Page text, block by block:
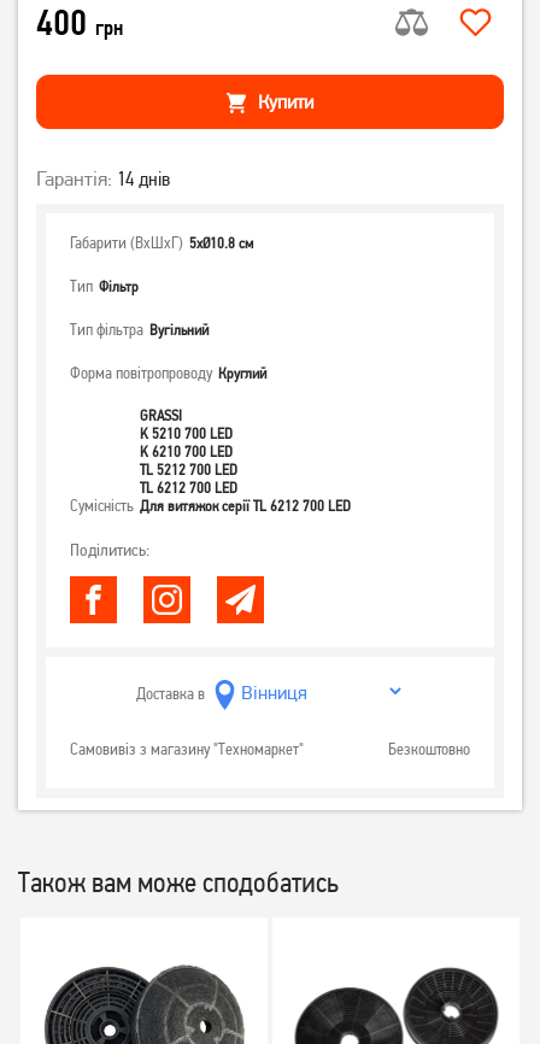
400 грн
Купити
Гарантія: 14 днів
Габарити (ВхШхГ) 5хØ10.8 см
Тип Фільтр
Тип фільтра Вугільний
Форма повітропроводу Круглий
Сумісність
GRASSI
K 5210 700 LED
K 6210 700 LED
TL 5212 700 LED
TL 6212 700 LED
Для витяжок серії TL 6212 700 LED
Поділитись:
Доставка в
Самовивіз з магазину "Техномаркет" Безкоштовно
Також вам може сподобатись